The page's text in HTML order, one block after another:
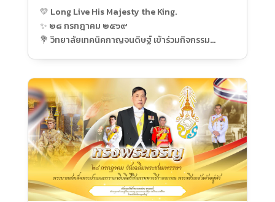
💛 Long Live His Majesty the King.
✨ ๒๘ กรกฎาคม ๒๕๖๙
💐 วิทยาลัยเทคนิคกาญจนดิษฐ์ เข้าร่วมกิจกรรม
🙏🏻 วิทยาลัยเทคนิคกาญจนดิษฐ์ นำโดย ดร.สุธี ไทย
เกิด ผู้อำนวยการวิทยาลัย คณะผู้บริหาร พร้อมด้วยครู
และบุคลากรทางการศึกษา เข้าร่วมกิจกรรม
เฉลิมพระเกียรติพระบาทสมเด็จพระปรเมนทรรามาธิบดี
ศรีสินทรมหาวชิราลงกรณ พระวชิรเกล้าเจ้าอยู่หัว เนื่อง
ในโอกาสวันเฉลิมพระชนมพรรษา
🤍 ภายในกิจกรรมได้ร่วมพิธีเจริญพระพุทธมนต์และ
ทำบุญตักบาตรพระสงฆ์ พิธีถวายเครื่องราชสักการะ
วางพานพุ่ม และพิธีจุดเทียนถวายพระพรชัยมงคล เพื่อ